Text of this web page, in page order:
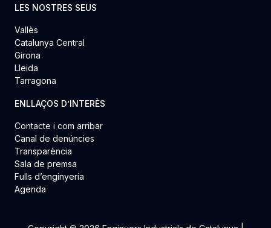
LES NOSTRES SEUS
Vallès
Catalunya Central
Girona
Lleida
Tarragona
ENLLAÇOS D’INTERÈS
Contacte i com arribar
Canal de denúncies
Transparència
Sala de premsa
Fulls d’enginyeria
Agenda